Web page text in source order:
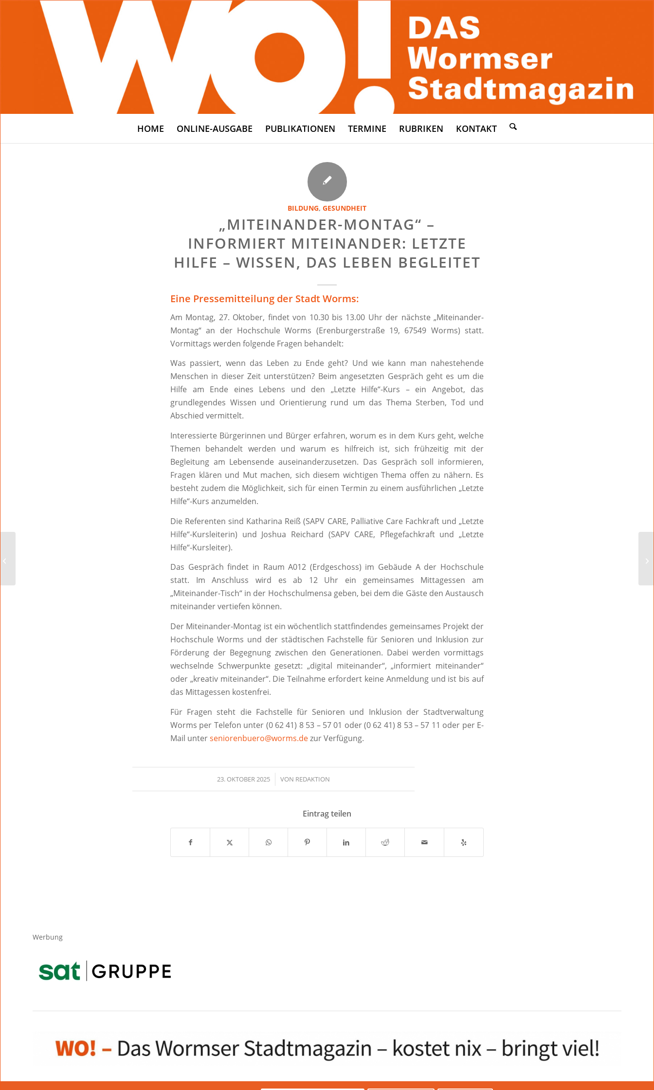
HOME ONLINE-AUSGABE PUBLIKATIONEN TERMINE RUBRIKEN KONTAKT
BILDUNG, GESUNDHEIT
„MITEINANDER-MONTAG“ –
INFORMIERT MITEINANDER: LETZTE
HILFE – WISSEN, DAS LEBEN BEGLEITET
Eine Pressemitteilung der Stadt Worms:
Am Montag, 27. Oktober, findet von 10.30 bis 13.00 Uhr der nächste „Miteinander-
Montag“ an der Hochschule Worms (Erenburgerstraße 19, 67549 Worms) statt.
Vormittags werden folgende Fragen behandelt:
Was passiert, wenn das Leben zu Ende geht? Und wie kann man nahestehende
Menschen in dieser Zeit unterstützen? Beim angesetzten Gespräch geht es um die
Hilfe am Ende eines Lebens und den „Letzte Hilfe“-Kurs – ein Angebot, das
grundlegendes Wissen und Orientierung rund um das Thema Sterben, Tod und
Abschied vermittelt.
Interessierte Bürgerinnen und Bürger erfahren, worum es in dem Kurs geht, welche
Themen behandelt werden und warum es hilfreich ist, sich frühzeitig mit der
Begleitung am Lebensende auseinanderzusetzen. Das Gespräch soll informieren,
Fragen klären und Mut machen, sich diesem wichtigen Thema offen zu nähern. Es
besteht zudem die Möglichkeit, sich für einen Termin zu einem ausführlichen „Letzte
Hilfe“-Kurs anzumelden.
Die Referenten sind Katharina Reiß (SAPV CARE, Palliative Care Fachkraft und „Letzte
Hilfe“-Kursleiterin) und Joshua Reichard (SAPV CARE, Pflegefachkraft und „Letzte
Hilfe“-Kursleiter).
Das Gespräch findet in Raum A012 (Erdgeschoss) im Gebäude A der Hochschule
statt. Im Anschluss wird es ab 12 Uhr ein gemeinsames Mittagessen am
„Miteinander-Tisch“ in der Hochschulmensa geben, bei dem die Gäste den Austausch
miteinander vertiefen können.
Der Miteinander-Montag ist ein wöchentlich stattfindendes gemeinsames Projekt der
Hochschule Worms und der städtischen Fachstelle für Senioren und Inklusion zur
Förderung der Begegnung zwischen den Generationen. Dabei werden vormittags
wechselnde Schwerpunkte gesetzt: „digital miteinander“, „informiert miteinander“
oder „kreativ miteinander“. Die Teilnahme erfordert keine Anmeldung und ist bis auf
das Mittagessen kostenfrei.
Für Fragen steht die Fachstelle für Senioren und Inklusion der Stadtverwaltung
Worms per Telefon unter (0 62 41) 8 53 – 57 01 oder (0 62 41) 8 53 – 57 11 oder per E-
Mail unterseniorenbuero@worms.dezur Verfügung.
23. OKTOBER 2025
/ VON REDAKTION
Eintrag teilen
Werbung